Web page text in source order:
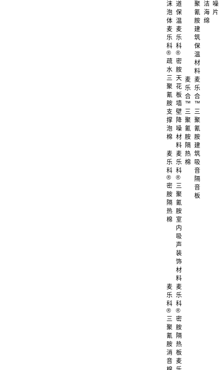
沫
泡
体
道
保
温
麦
乐
科
®
疏
水
三
聚
氰
胺
支
撑
泡
棉
麦
乐
科
®
密
胺
天
花
板
墙
壁
降
噪
材
料
麦
乐
科
®
密
胺
隔
热
棉
麦
乐
科
®
三
聚
氰
胺
室
内
吸
声
装
饰
材
料
麦
乐
科
®
三
聚
氰
胺
消
音
麦
乐
科
®
密
胺
隔
热
板
麦
聚
氰
胺
建
筑
保
温
材
料
麦
乐
合
™
三
聚
氰
胺
隔
热
棉
麦
乐
合
™
三
聚
氰
胺
建
筑
吸
音
隔
音
板
洁
海
绵
噪
片